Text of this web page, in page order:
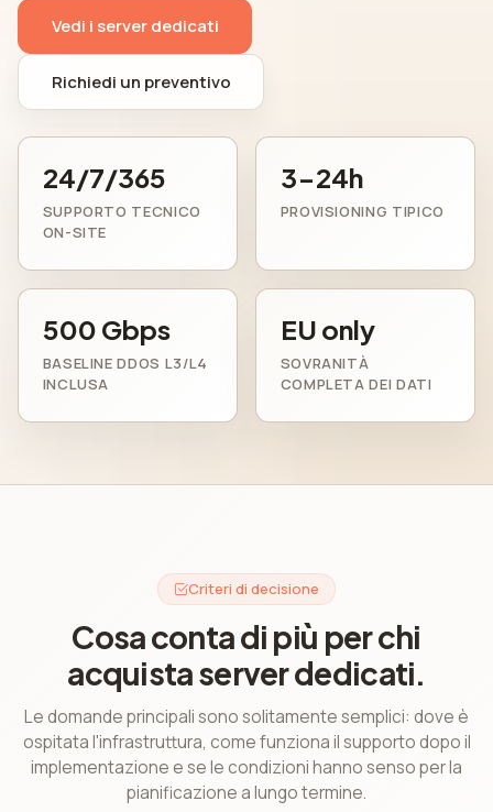
Vedi i server dedicati
Richiedi un preventivo
24/7/365
SUPPORTO TECNICO
ON-SITE
3-24h
PROVISIONING TIPICO
500 Gbps
BASELINE DDOS L3/L4
INCLUSA
EU only
SOVRANITÀ
COMPLETA DEI DATI
Criteri di decisione
Cosa conta di più per chi
acquista server dedicati.
Le domande principali sono solitamente semplici: dove è
ospitata l'infrastruttura, come funziona il supporto dopo il
implementazione e se le condizioni hanno senso per la
pianificazione a lungo termine.